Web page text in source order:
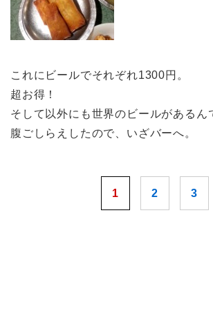
これにビールでそれぞれ1300円。
超お得！
そして以外にも世界のビールがあるん
腹ごしらえしたので、いざバーへ。
1 2 3